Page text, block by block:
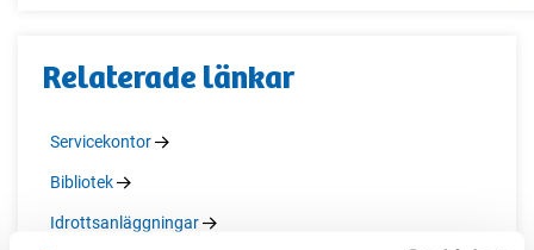
Relaterade länkar
Servicekontor
Bibliotek
Idrottsanläggningar